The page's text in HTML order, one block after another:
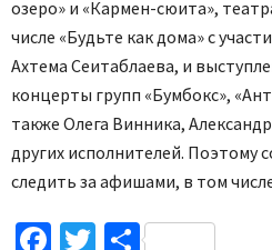
озеро» и «Кармен-сюита»,
числе «Будьте как дома» с
Ахтема Сеитаблаева, и
концерты групп «Бумбокс»,
также Олега Винника,
других исполнителей. Поэтому
следить за афишами, в том
Facebook
Twitter